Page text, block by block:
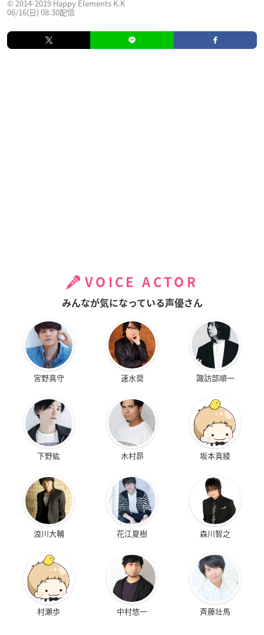
© 2014-2019 Happy Elements K.K
06/16(日) 08:30配信
VOICE ACTOR
みんなが気になっている声優さん
宮野真守 速水奨 諏訪部順一
下野紘 木村昴 坂本真綾
浪川大輔 花江夏樹 森川智之
村瀬歩 中村悠一 斉藤壮馬